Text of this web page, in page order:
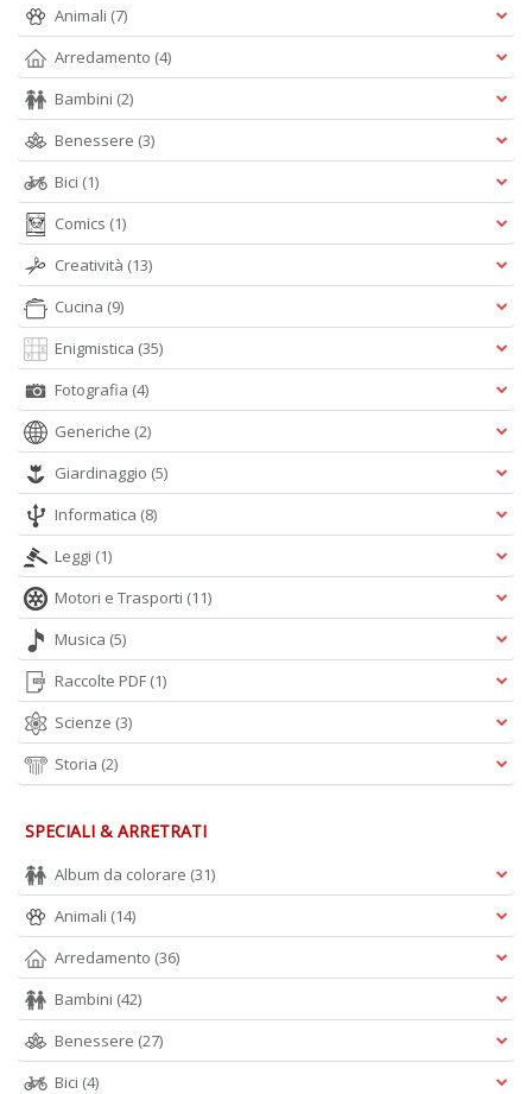
Animali (7)
Arredamento (4)
Bambini (2)
Benessere (3)
Bici (1)
Comics (1)
Creatività (13)
Cucina (9)
Enigmistica (35)
Fotografia (4)
Generiche (2)
Giardinaggio (5)
Informatica (8)
Leggi (1)
Motori e Trasporti (11)
Musica (5)
Raccolte PDF (1)
Scienze (3)
Storia (2)
SPECIALI & ARRETRATI
Album da colorare (31)
Animali (14)
Arredamento (36)
Bambini (42)
Benessere (27)
Bici (4)